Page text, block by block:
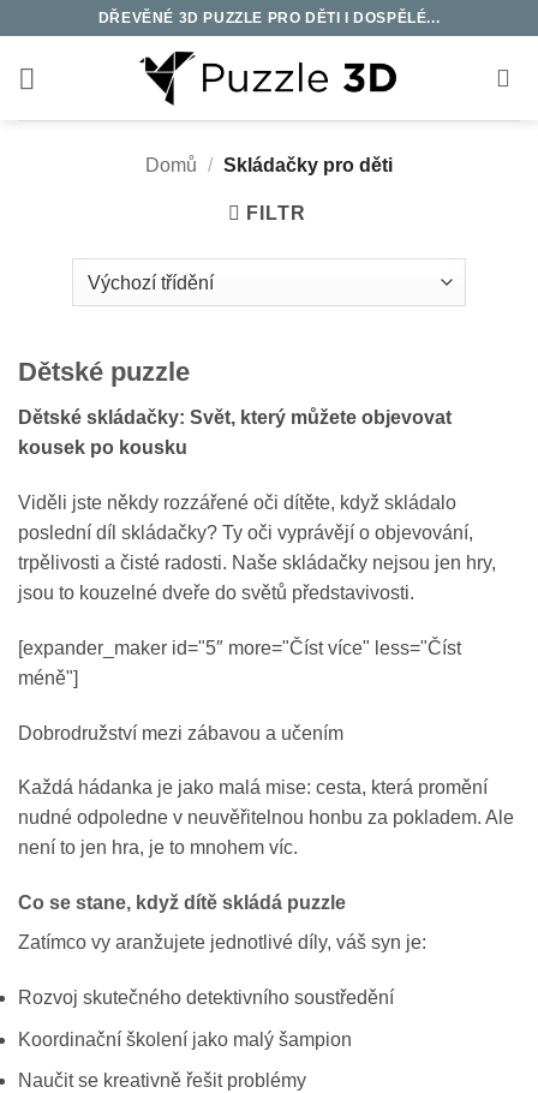
obsah
DŘEVĚNÉ 3D PUZZLE PRO DĚTI I DOSPĚLÉ...
Domů / Skládačky pro děti
FILTR
Dětské puzzle
Dětské skládačky: Svět, který můžete objevovat
kousek po kousku
Viděli jste někdy rozzářené oči dítěte, když skládalo
poslední díl skládačky? Ty oči vyprávějí o objevování,
trpělivosti a čisté radosti. Naše skládačky nejsou jen hry,
jsou to kouzelné dveře do světů představivosti.
[expander_maker id="5″ more="Číst více" less="Číst
méně"]
Dobrodružství mezi zábavou a učením
Každá hádanka je jako malá mise: cesta, která promění
nudné odpoledne v neuvěřitelnou honbu za pokladem. Ale
není to jen hra, je to mnohem víc.
Co se stane, když dítě skládá puzzle
Zatímco vy aranžujete jednotlivé díly, váš syn je:
Rozvoj skutečného detektivního soustředění
Koordinační školení jako malý šampion
Naučit se kreativně řešit problémy